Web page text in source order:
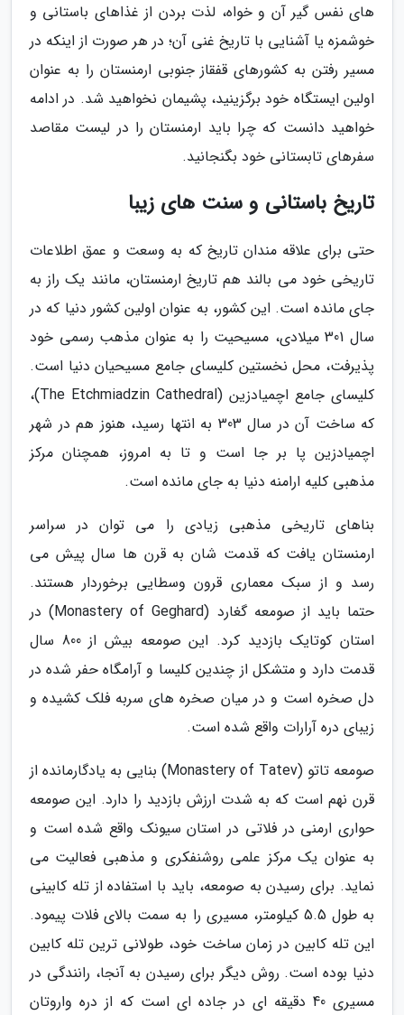
های نفس گیر آن و خواه، لذت بردن از غذاهای باستانی و
خوشمزه یا آشنایی با تاریخ غنی آن؛ در هر صورت از اینکه در
مسیر رفتن به کشورهای قفقاز جنوبی ارمنستان را به عنوان
اولین ایستگاه خود برگزینید، پشیمان نخواهید شد. در ادامه
خواهید دانست که چرا باید ارمنستان را در لیست مقاصد
سفرهای تابستانی خود بگنجانید.
تاریخ باستانی و سنت های زیبا
حتی برای علاقه مندان تاریخ که به وسعت و عمق اطلاعات
تاریخی خود می بالند هم تاریخ ارمنستان، مانند یک راز به
جای مانده است. این کشور، به عنوان اولین کشور دنیا که در
سال 301 میلادی، مسیحیت را به عنوان مذهب رسمی خود
پذیرفت، محل نخستین کلیسای جامع مسیحیان دنیا است.
کلیسای جامع اچمیادزین (The Etchmiadzin Cathedral)،
که ساخت آن در سال 303 به انتها رسید، هنوز هم در شهر
اچمیادزین پا بر جا است و تا به امروز، همچنان مرکز
مذهبی کلیه ارامنه دنیا به جای مانده است.
بناهای تاریخی مذهبی زیادی را می توان در سراسر
ارمنستان یافت که قدمت شان به قرن ها سال پیش می
رسد و از سبک معماری قرون وسطایی برخوردار هستند.
حتما باید از صومعه گغارد (Monastery of Geghard) در
استان کوتایک بازدید کرد. این صومعه بیش از 800 سال
قدمت دارد و متشکل از چندین کلیسا و آرامگاه حفر شده در
دل صخره است و در میان صخره های سربه فلک کشیده و
زیبای دره آرارات واقع شده است.
صومعه تاتو (Monastery of Tatev) بنایی به یادگارمانده از
قرن نهم است که به شدت ارزش بازدید را دارد. این صومعه
حواری ارمنی در فلاتی در استان سیونک واقع شده است و
به عنوان یک مرکز علمی روشنفکری و مذهبی فعالیت می
نماید. برای رسیدن به صومعه، باید با استفاده از تله کابینی
به طول 5.5 کیلومتر، مسیری را به سمت بالای فلات پیمود.
این تله کابین در زمان ساخت خود، طولانی ترین تله کابین
دنیا بوده است. روش دیگر برای رسیدن به آنجا، رانندگی در
مسیری 40 دقیقه ای در جاده ای است که از دره واروتان